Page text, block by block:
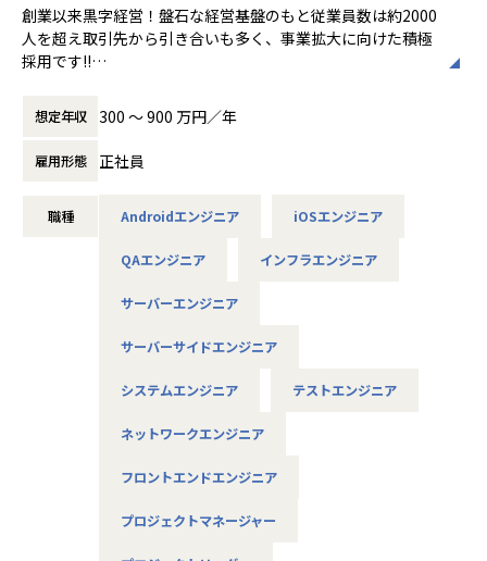
創業以来黒字経営！盤石な経営基盤のもと従業員数は約2000
人を超え取引先から引き合いも多く、事業拡大に向けた積極
採用です!!
ご志向／ご希望に応じて、プロジェクトを決定しますので、
是非面接でお話しください！
◆取引業界
・ システム要件定義・設計（上流）SE
※ご志向・ご希望に応じて、プロジェクトを決定します
を前提としています。
■魅力ポイント
地域愛採用を行っているため、基本的にご自宅から通える
家族と一緒に過ごすことができ、好きな地域で安心して働
想定年収 300 〜 900 万円／年
雇用形態 正社員
職種 Androidエンジニア iOSエンジニア
QAエンジニア インフラエンジニア
サーバーエンジニア
サーバーサイドエンジニア
システムエンジニア テストエンジニア
ネットワークエンジニア
フロントエンドエンジニア
プロジェクトマネージャー